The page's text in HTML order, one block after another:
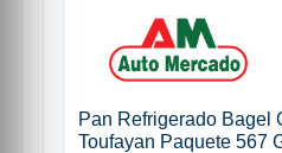
Pan Refrigerado Bagel
Toufayan Paquete 567